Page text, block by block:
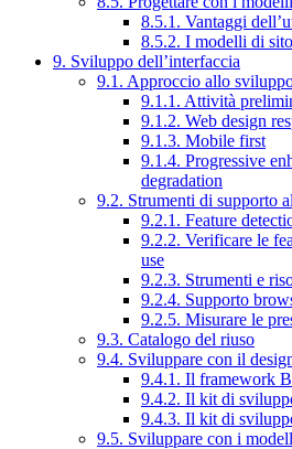
8.5.1. Vantaggi
8.5.2. I modelli di
9. Sviluppo dell’interfaccia
9.1. Approccio allo
9.1.1. Attività
9.1.2. Web design
9.1.3. Mobile first
9.1.4. Progressive
degradation
9.2. Strumenti di supporto
9.2.1. Feature
9.2.2. Verificare le
use
9.2.3. Strumenti e
9.2.4. Supporto
9.2.5. Misurare le
9.3. Catalogo del riuso
9.4. Sviluppare con il
9.4.1. Il framework
9.4.2. Il kit di
9.4.3. Il kit di
9.5. Sviluppare con i